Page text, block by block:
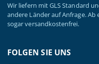
Wir liefern mit GLS Standard
andere Länder auf Anfrage.
sogar versandkostenfrei.
FOLGEN SIE UNS